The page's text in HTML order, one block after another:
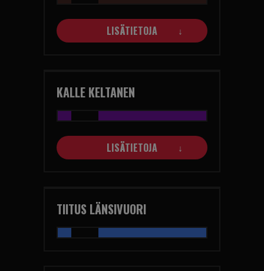
LISÄTIETOJA
KALLE KELTANEN
LISÄTIETOJA
TIITUS LÄNSIVUORI